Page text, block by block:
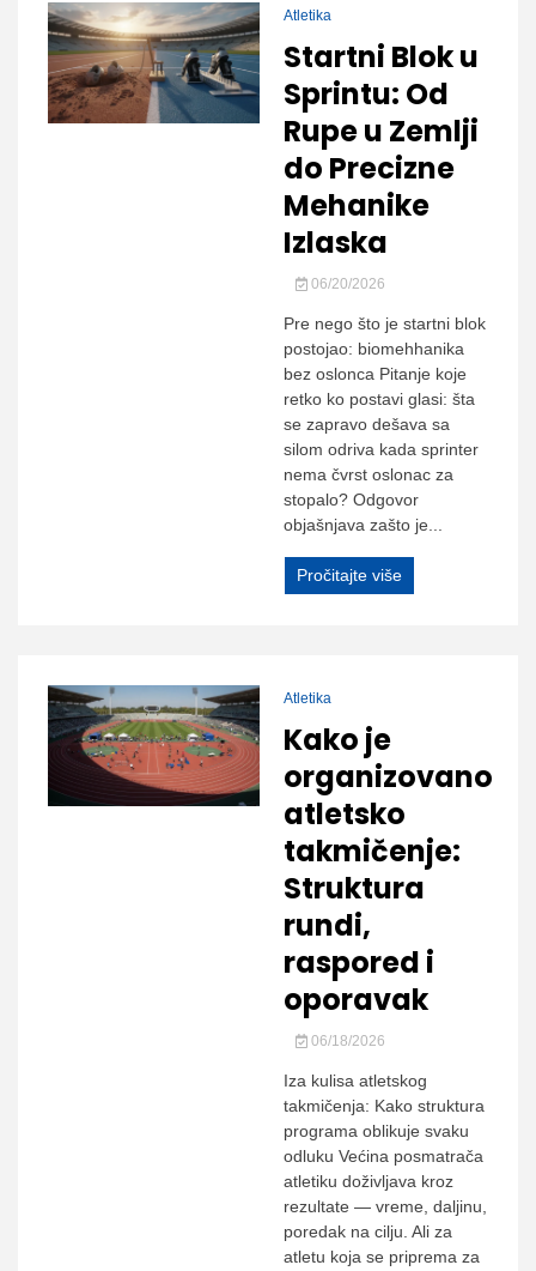
Atletika
Startni Blok u
Sprintu: Od
Rupe u Zemlji
do Precizne
Mehanike
Izlaska
06/20/2026
Pre nego što je startni blok
postojao: biomehhanika
bez oslonca Pitanje koje
retko ko postavi glasi: šta
se zapravo dešava sa
silom odriva kada sprinter
nema čvrst oslonac za
stopalo? Odgovor
objašnjava zašto je...
Pročitajte više
Atletika
Kako je
organizovano
atletsko
takmičenje:
Struktura
rundi,
raspored i
oporavak
06/18/2026
Iza kulisa atletskog
takmičenja: Kako struktura
programa oblikuje svaku
odluku Većina posmatrača
atletiku doživljava kroz
rezultate — vreme, daljinu,
poredak na cilju. Ali za
atletu koja se priprema za